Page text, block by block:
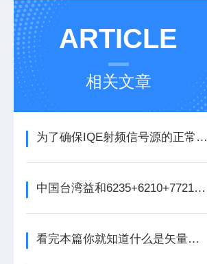
ARTICLE
相关文章
为了确保IQE射频信号源的正常运行这些事项要注意
中国台湾益和6235+6210+7721+6905四合一变压器综合测试系统
看完本篇你就知道什么是矢量网络分析仪器了